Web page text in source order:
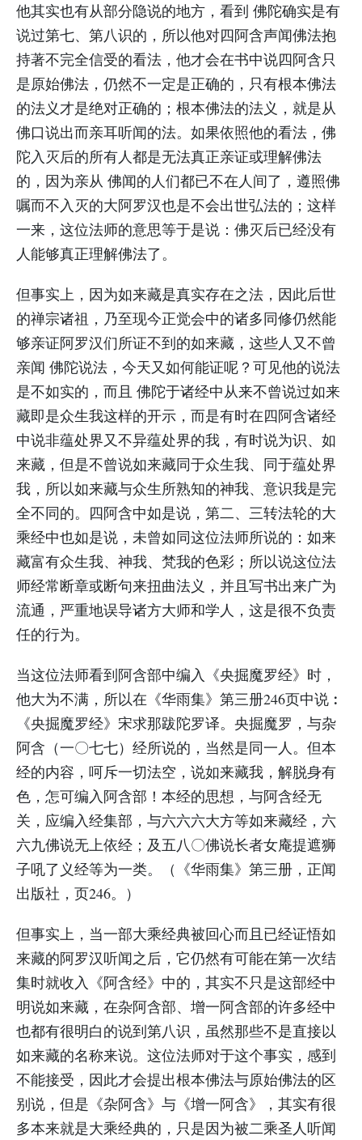
他其实也有从部分隐说的地方，看到 佛陀确实是有
说过第七、第八识的，所以他对四阿含声闻佛法抱
持著不完全信受的看法，他才会在书中说四阿含只
是原始佛法，仍然不一定是正确的，只有根本佛法
的法义才是绝对正确的；根本佛法的法义，就是从
佛口说出而亲耳听闻的法。如果依照他的看法，佛
陀入灭后的所有人都是无法真正亲证或理解佛法
的，因为亲从 佛闻的人们都已不在人间了，遵照佛
嘱而不入灭的大阿罗汉也是不会出世弘法的；这样
一来，这位法师的意思等于是说：佛灭后已经没有
人能够真正理解佛法了。
但事实上，因为如来藏是真实存在之法，因此后世
的禅宗诸祖，乃至现今正觉会中的诸多同修仍然能
够亲证阿罗汉们所证不到的如来藏，这些人又不曾
亲闻 佛陀说法，今天又如何能证呢？可见他的说法
是不如实的，而且 佛陀于诸经中从来不曾说过如来
藏即是众生我这样的开示，而是有时在四阿含诸经
中说非蕴处界又不异蕴处界的我，有时说为识、如
来藏，但是不曾说如来藏同于众生我、同于蕴处界
我，所以如来藏与众生所熟知的神我、意识我是完
全不同的。四阿含中如是说，第二、三转法轮的大
乘经中也如是说，未曾如同这位法师所说的：如来
藏富有众生我、神我、梵我的色彩；所以说这位法
师经常断章或断句来扭曲法义，并且写书出来广为
流通，严重地误导诸方大师和学人，这是很不负责
任的行为。
当这位法师看到阿含部中编入《央掘魔罗经》时，
他大为不满，所以在《华雨集》第三册246页中说︰
《央掘魔罗经》宋求那跋陀罗译。央掘魔罗，与杂
阿含（一〇七七）经所说的，当然是同一人。但本
经的内容，呵斥一切法空，说如来藏我，解脱身有
色，怎可编入阿含部！本经的思想，与阿含经无
关，应编入经集部，与六六六大方等如来藏经，六
六九佛说无上依经；及五八〇佛说长者女庵提遮狮
子吼了义经等为一类。（《华雨集》第三册，正闻
出版社，页246。）
但事实上，当一部大乘经典被回心而且已经证悟如
来藏的阿罗汉听闻之后，它仍然有可能在第一次结
集时就收入《阿含经》中的，其实不只是这部经中
明说如来藏，在杂阿含部、增一阿含部的许多经中
也都有很明白的说到第八识，虽然那些不是直接以
如来藏的名称来说。这位法师对于这个事实，感到
不能接受，因此才会提出根本佛法与原始佛法的区
别说，但是《杂阿含》与《增一阿含》，其实有很
多本来就是大乘经典的，只是因为被二乘圣人听闻